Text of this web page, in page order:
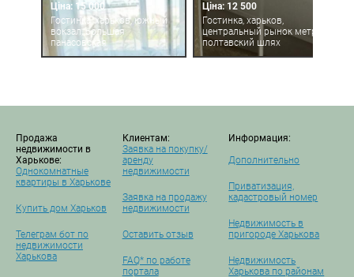
Ціна: 15 000
Гостинка, харьков, южный
вокзал, большая
панасовская
Ціна: 12 500
Гостинка, харьков,
центральный рынок метро,
полтавский шлях
Продажа
недвижимости в
Харькове:
Однокомнатные
квартиры в Харькове
Купить дом Харьков
Телеграм бот по
недвижимости
Харькова
Клиентам:
Заявка на покупку/
аренду
недвижимости
Заявка на продажу
недвижимости
Оставить отзыв
FAQ* по работе
портала
Информация:
Дополнительно
Приватизация,
кадастровый номер
Недвижимость в
пригороде Харькова
Недвижимость
Харькова по районам